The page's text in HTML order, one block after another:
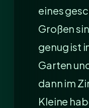
eines
Großen
genug ist
Garten
dann im
Kleine